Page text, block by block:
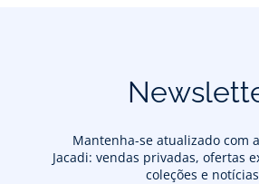
Mantenha-se atualizado com
Jacadi: vendas privadas, ofertas
coleções e notícias